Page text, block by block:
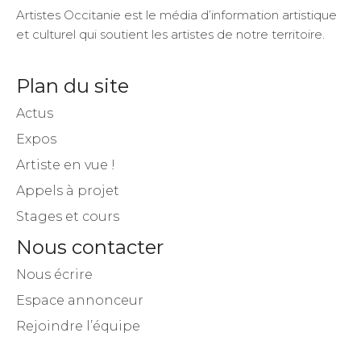
Artistes Occitanie est le média d’information artistique
et culturel qui soutient les artistes de notre territoire.
Plan du site
Actus
Expos
Artiste en vue !
Appels à projet
Stages et cours
Nous contacter
Nous écrire
Espace annonceur
Rejoindre l’équipe